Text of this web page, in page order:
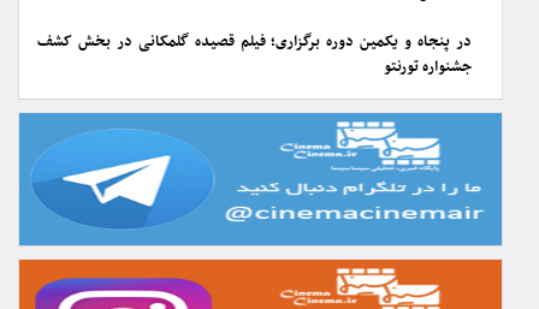
در پنجاه و یکمین دوره برگزاری؛ فیلم قصیده گلمکانی در بخش کشف
جشنواره تورنتو